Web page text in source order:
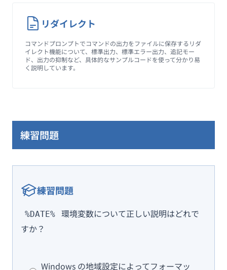
リダイレクト
コマンドプロンプトでコマンドの出力をファイルに保存するリダ
イレクト機能について、標準出力、標準エラー出力、追記モー
ド、出力の抑制など、具体的なサンプルコードを使って分かり易
く説明しています。
練習問題
練習問題
%DATE%
環境変数について正しい説明はどれで
すか？
Windows の地域設定によってフォーマッ